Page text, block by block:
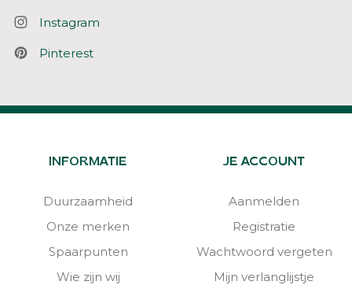
Instagram
Pinterest
INFORMATIE
Duurzaamheid
Onze merken
Spaarpunten
Wie zijn wij
JE ACCOUNT
Aanmelden
Registratie
Wachtwoord vergeten
Mijn verlanglijstje